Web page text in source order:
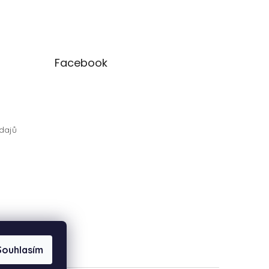
Facebook